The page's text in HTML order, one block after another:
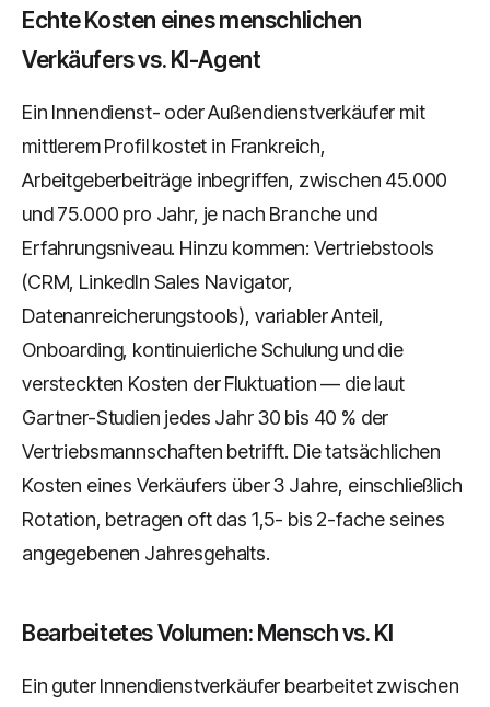
Echte Kosten eines menschlichen
Verkäufers vs. KI-Agent
Ein Innendienst- oder Außendienstverkäufer mit
mittlerem Profil kostet in Frankreich,
Arbeitgeberbeiträge inbegriffen, zwischen 45.000
und 75.000 pro Jahr, je nach Branche und
Erfahrungsniveau. Hinzu kommen: Vertriebstools
(CRM, LinkedIn Sales Navigator,
Datenanreicherungstools), variabler Anteil,
Onboarding, kontinuierliche Schulung und die
versteckten Kosten der Fluktuation — die laut
Gartner-Studien jedes Jahr 30 bis 40 % der
Vertriebsmannschaften betrifft. Die tatsächlichen
Kosten eines Verkäufers über 3 Jahre, einschließlich
Rotation, betragen oft das 1,5- bis 2-fache seines
angegebenen Jahresgehalts.
Bearbeitetes Volumen: Mensch vs. KI
Ein guter Innendienstverkäufer bearbeitet zwischen